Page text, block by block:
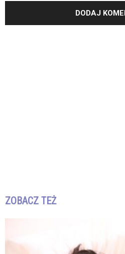
ZOBACZ TEŻ